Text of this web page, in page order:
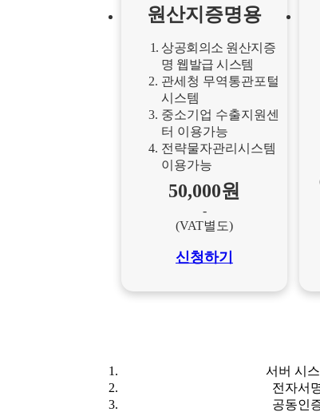
원산지증명용
상공회의소 원산지증
명 웹발급 시스템
관세청 무역통관포털
시스템
중소기업 수출지원센
터 이용가능
전략물자관리시스템
이용가능
50,000원
-
(VAT별도)
신청하기
서버 시
전자서
공동인